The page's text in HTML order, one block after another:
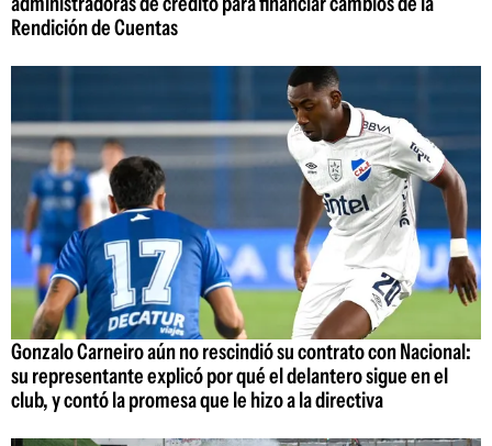
Rendición de Cuentas
Gonzalo Carneiro aún no rescindió su contrato con Nacional:
su representante explicó por qué el delantero sigue en el
club, y contó la promesa que le hizo a la directiva